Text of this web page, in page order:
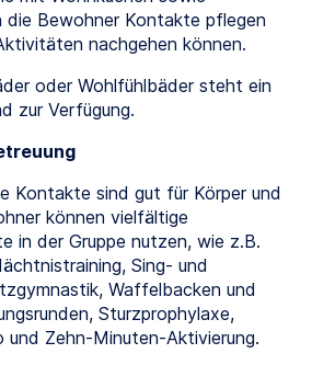
die Bewohner Kontakte pflegen
nachgehen können.
oder Wohlfühlbäder steht ein
zur Verfügung.
Kontakte sind gut für Körper und
können vielfältige
in der Gruppe nutzen, wie z.B.
Sing- und
Waffelbacken und
Sturzprophylaxe,
und Zehn-Minuten-Aktivierung.